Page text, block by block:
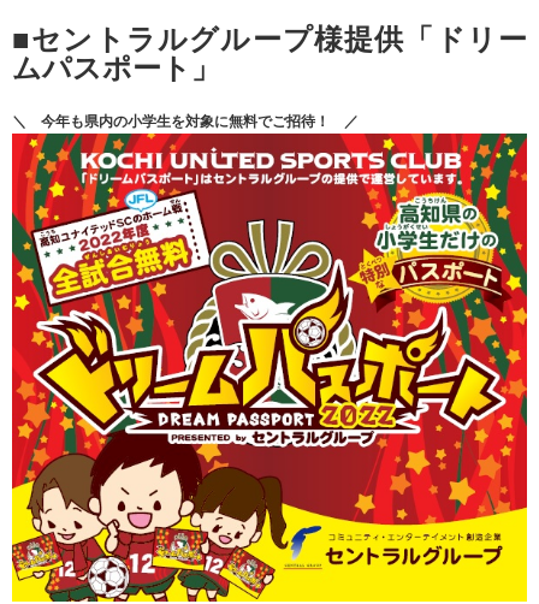
■セントラルグループ様提供「ドリー
ムパスポート」
＼ 今年も県内の小学生を対象に無料でご招待！ ／